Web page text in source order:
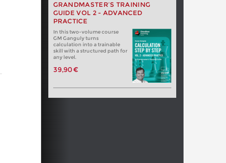
GRANDMASTER’S TRAINING
GUIDE VOL 2 - ADVANCED
PRACTICE
In this two-volume course
GM Ganguly turns
calculation into a trainable
skill with a structured path for
any level.
39,90 €